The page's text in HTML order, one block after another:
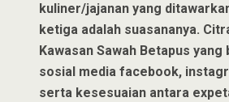
kuliner/jajanan yang
ketiga adalah suasananya.
Kawasan Sawah Betapus
sosial media facebook,
serta kesesuaian antara